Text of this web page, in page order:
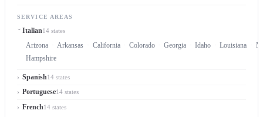
SERVICE AREAS
Italian14 states
Arizona Arkansas California Colorado Georgia Idaho Louisiana
Hampshire
Spanish14 states
Portuguese14 states
French14 states